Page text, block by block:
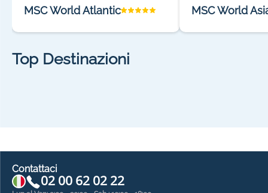
MSC World Atlantic MSC World
Top Destinazioni
Contattaci
02 00 62 02 22